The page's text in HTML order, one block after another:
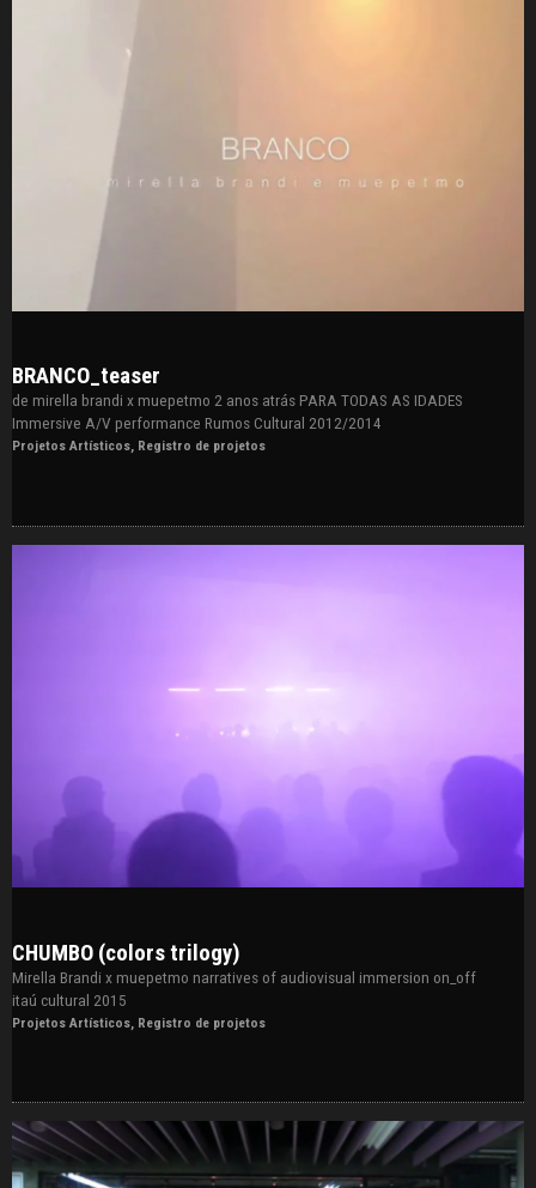
BRANCO_teaser
de mirella brandi x muepetmo 2 anos atrás PARA TODAS AS IDADES
Immersive A/V performance Rumos Cultural 2012/2014
Projetos Artísticos, Registro de projetos
CHUMBO (colors trilogy)
Mirella Brandi x muepetmo narratives of audiovisual immersion on_off
itaú cultural 2015
Projetos Artísticos Registro de projetos